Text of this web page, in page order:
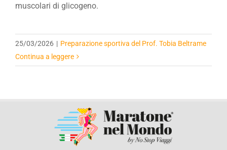
muscolari di glicogeno.
25/03/2026 | Preparazione sportiva del Prof. Tobia Beltrame
Continua a leggere